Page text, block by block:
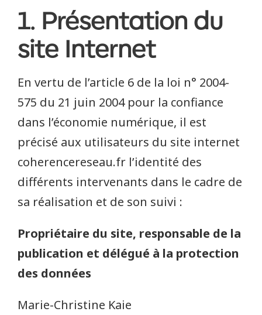
1. Présentation du
site Internet
En vertu de l’article 6 de la loi n° 2004-
575 du 21 juin 2004 pour la confiance
dans l’économie numérique, il est
précisé aux utilisateurs du site internet
coherencereseau.fr l’identité des
différents intervenants dans le cadre de
sa réalisation et de son suivi :
Propriétaire du site, responsable de la
publication et délégué à la protection
des données
Marie-Christine Kaie